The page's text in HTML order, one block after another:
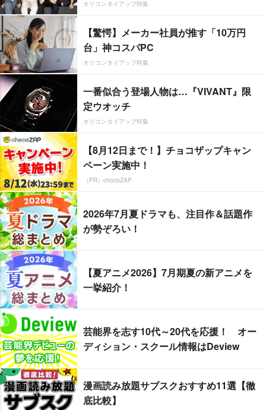
オリコンタイアップ特集
【驚愕】メーカー社員が推す「10万円
台」神コスパPC
オリコンタイアップ特集
一番似合う登場人物は…『VIVANT』限
定ウオッチ
オリコンタイアップ特集
【8月12日まで！】チョコザップキャン
ペーン実施中！
（PR）chocoZAP
2026年7月夏ドラマも、注目作＆話題作
が勢ぞろい！
【夏アニメ2026】7月期夏の新アニメを
一挙紹介！
芸能界を志す10代～20代を応援！ オー
ディション・スクール情報はDeview
漫画読み放題サブスクおすすめ11選【徹
底比較】